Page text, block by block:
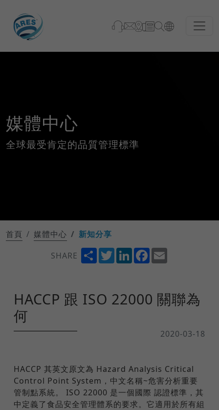
媒體中心
全球最受肯定的品質管理標準
首頁 媒體中心
新知分享
SHARE
ShareTwitterLinkedInFacebook
HACCP 跟 ISO 22000 關聯為
何
2020-03-18
HACCP 其英文原文為 Hazard Analysis Critical
Control Point System，中文名稱~危害分析重要
管制點系統。 ISO 22000 是一個國際 認證標準，其
中定義了食品安全管理體系的要求。它適用於所有組